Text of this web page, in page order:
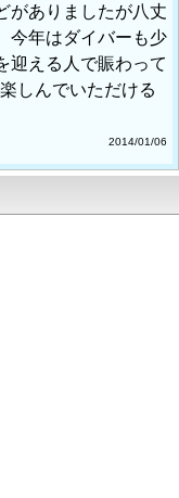
がありましたが八丈
今年はダイバーも少
迎える人で賑わって
しんでいただける
2014/01/06